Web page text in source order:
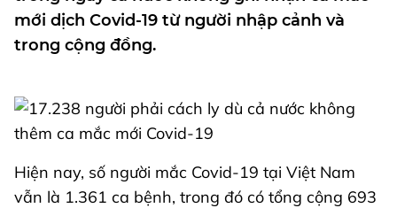
mới dịch Covid-19 từ người nhập cảnh và
trong cộng đồng.
Hiện nay, số người mắc Covid-19 tại Việt Nam
vẫn là 1.361 ca bệnh, trong đó có tổng cộng 693